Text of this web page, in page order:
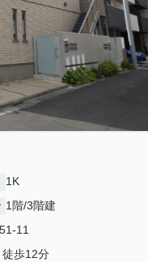
1K
1階/3階建
11
徒歩12分